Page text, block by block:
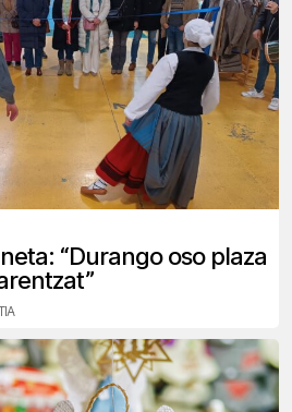
“Durango oso plaza